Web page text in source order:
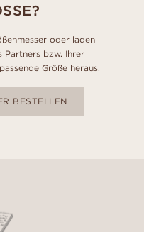
oder laden
Partners bzw. Ihrer
Größe heraus.
BESTELLEN